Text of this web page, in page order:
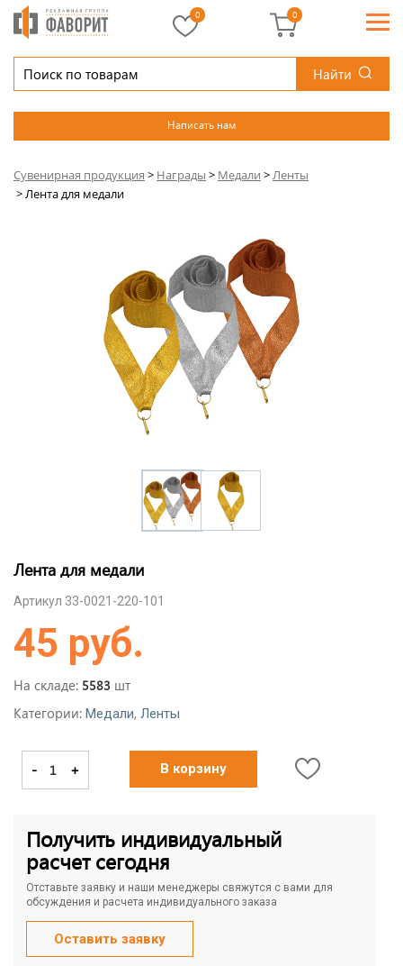
Найти
Написать нам
0 0
Сувенирная продукция > Награды > Медали >Ленты
>Лента для медали
Лента для медали
Артикул 33-0021-220-101
45 руб.
На складе: 5583 шт
Категории: Медали, Ленты
- + В корзину
Получить индивидуальный
расчет сегодня
Отставьте заявку и наши менеджеры свяжутся с вами для
обсуждения и расчета индивидуального заказа
Оставить заявку